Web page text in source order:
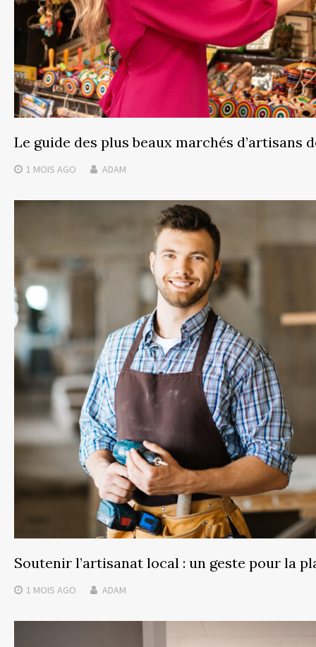
Le guide des plus beaux marchés d’artisans
1 MOIS AGO ADAM
Soutenir l’artisanat local : un geste pour la
1 MOIS AGO ADAM